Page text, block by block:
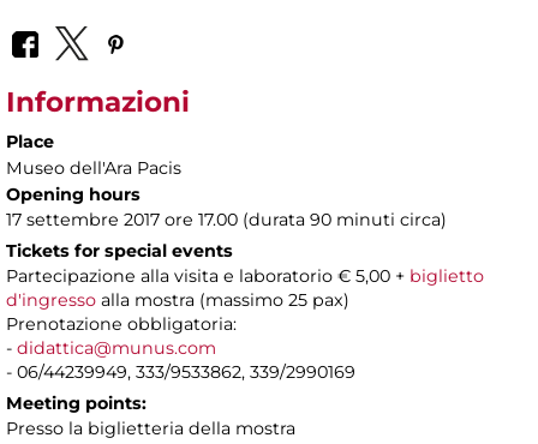
Informazioni
Place
Museo dell'Ara Pacis
Opening hours
17 settembre 2017 ore 17.00 (durata 90 minuti circa)
Tickets for special events
Partecipazione alla visita e laboratorio € 5,00 + biglietto
d'ingresso alla mostra (massimo 25 pax)
Prenotazione obbligatoria:
- didattica@munus.com
- 06/44239949, 333/9533862, 339/2990169
Meeting points:
Presso la biglietteria della mostra